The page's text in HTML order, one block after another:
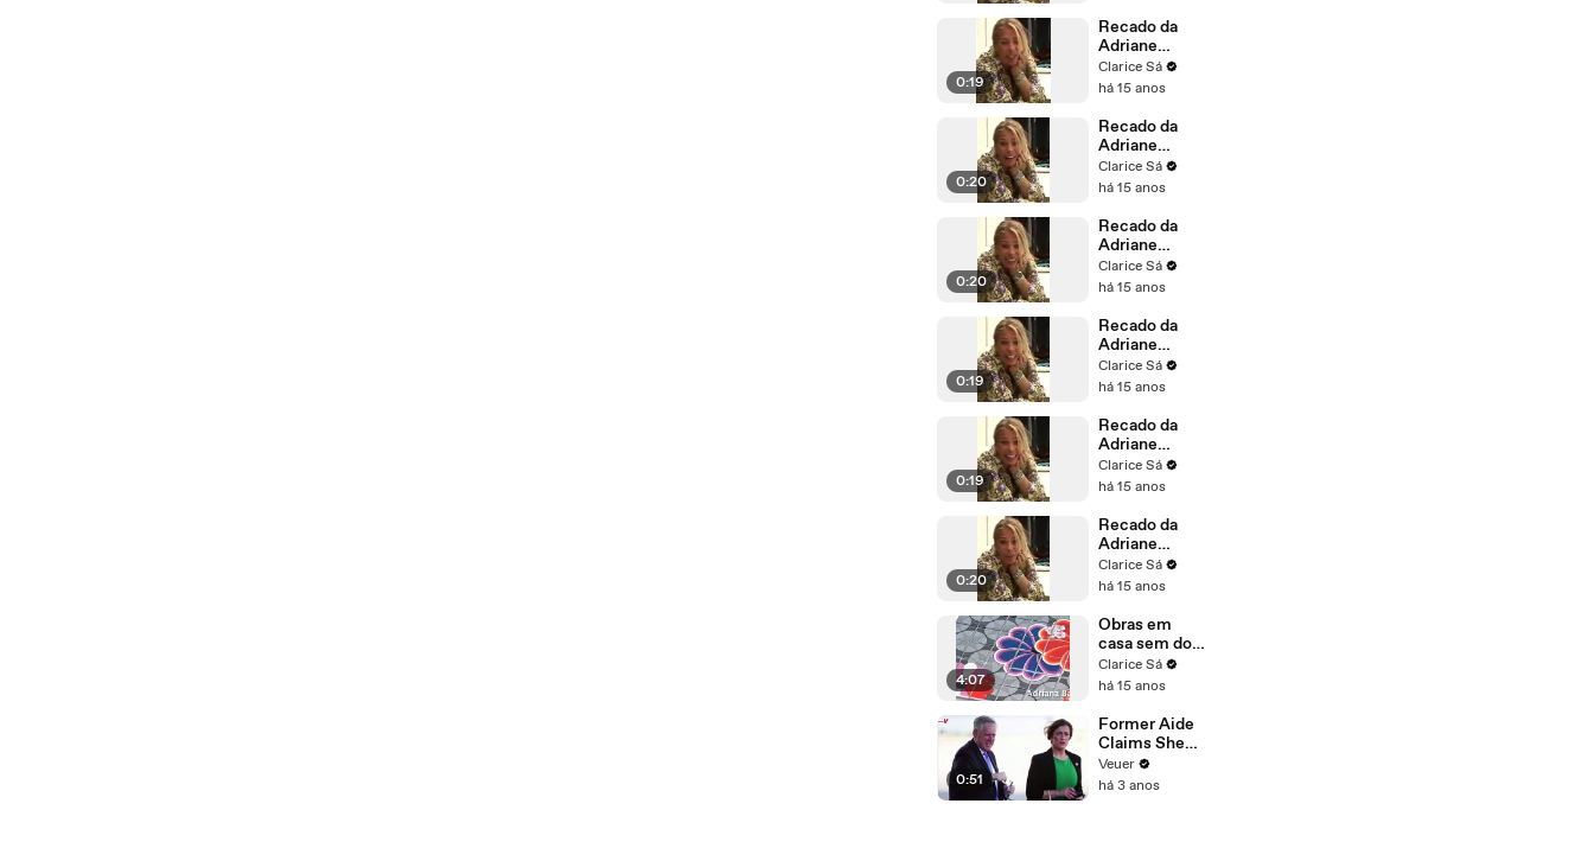
0:19
Recado da
Adriane
Galisteu para
o Alexandre
Clarice Sá
há 15 anos
0:20
Recado da
Adriane
Galisteu para
a Manuela
Clarice Sá
há 15 anos
0:20
Recado da
Adriane
Galisteu para
a Alessandra
Clarice Sá
há 15 anos
0:19
Recado da
Adriane
Galisteu para
o Abel
Clarice Sá
há 15 anos
0:19
Recado da
Adriane
Galisteu para
a Adriana
Clarice Sá
há 15 anos
0:20
Recado da
Adriane
Galisteu para
o Adrian
Clarice Sá
há 15 anos
4:07
Obras em
casa sem dor
de cabeça
Clarice Sá
há 15 anos
0:51
Former Aide
Claims She
Was Asked to
Make a ‘Hit
Veuer
há 3 anos